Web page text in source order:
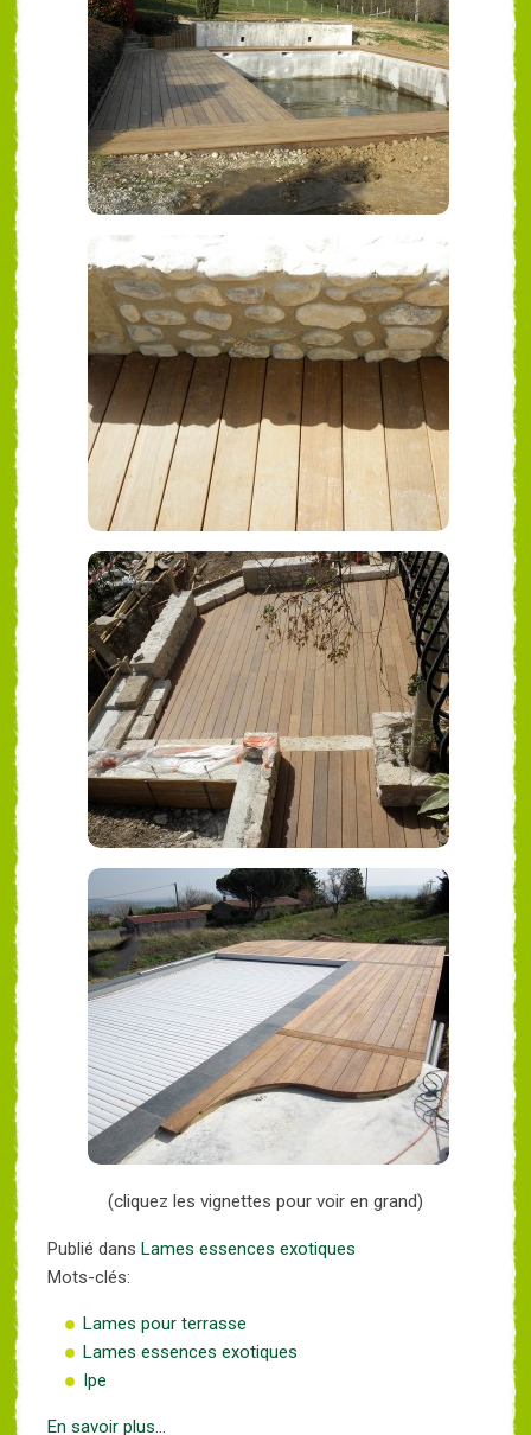
(cliquez les vignettes pour voir en grand)
Publié dans Lames essences exotiques
Mots-clés:
Lames pour terrasse
Lames essences exotiques
Ipe
En savoir plus...